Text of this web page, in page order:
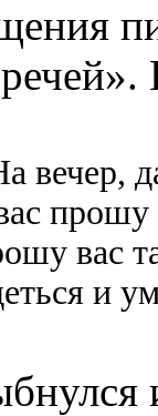
вечер,
прошу
вас
и